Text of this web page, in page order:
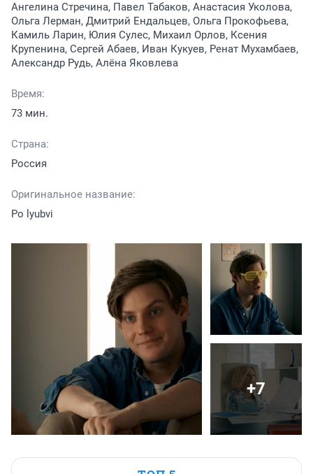
Ангелина Стречина, Павел Табаков, Анастасия Уколова,
Ольга Лерман, Дмитрий Ендальцев, Ольга Прокофьева,
Камиль Ларин, Юлия Сулес, Михаил Орлов, Ксения
Крупенина, Сергей Абаев, Иван Кукуев, Ренат Мухамбаев,
Александр Рудь, Алёна Яковлева
Время:
73 мин.
Страна:
Россия
Оригинальное название:
Po lyubvi
+7